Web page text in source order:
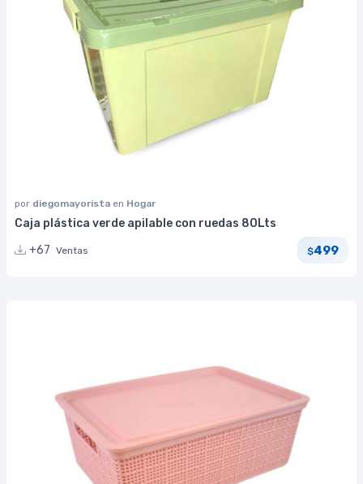
por diegomayorista en Hogar
Caja plástica verde apilable con ruedas 80Lts
+67 Ventas $499